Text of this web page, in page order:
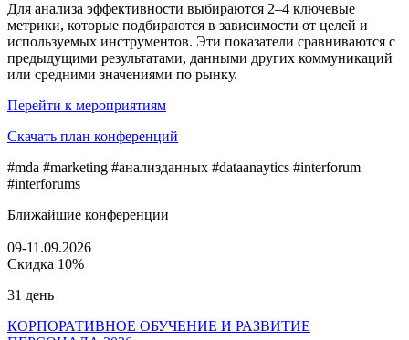
Для анализа эффективности выбираются 2–4 ключевые
метрики, которые подбираются в зависимости от целей и
используемых инструментов. Эти показатели сравниваются с
предыдущими результатами, данными других коммуникаций
или средними значениями по рынку.
Перейти к мероприятиям
Скачать план конференций
#mda #marketing #анализданных #dataanaytics #interforum
#interforums
Ближайшие конференции
09-11.09.2026
Скидка 10%
31 день
КОРПОРАТИВНОЕ ОБУЧЕНИЕ И РАЗВИТИЕ